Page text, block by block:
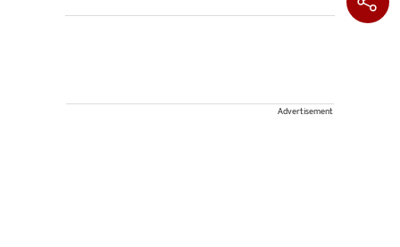
Advertisement